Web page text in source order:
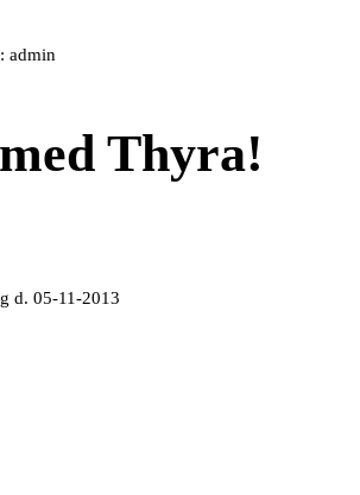
admin
Thyra!
d. 05-11-2013